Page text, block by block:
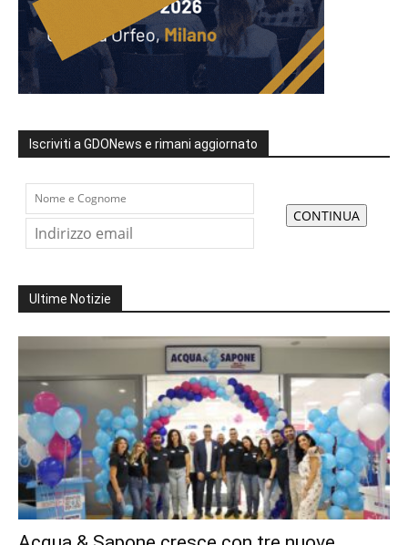
Iscriviti a GDONews e rimani aggiornato
Ultime Notizie